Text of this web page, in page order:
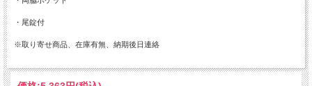
・尾錠付
※取り寄せ商品、在庫有無、納期後日連絡